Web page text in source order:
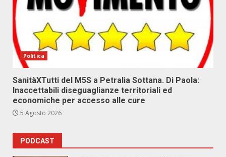
Politica
SanitàXTutti del M5S a Petralia Sottana. Di Paola:
Inaccettabili diseguaglianze territoriali ed
economiche per accesso alle cure
5 Agosto 2026
PODCAST